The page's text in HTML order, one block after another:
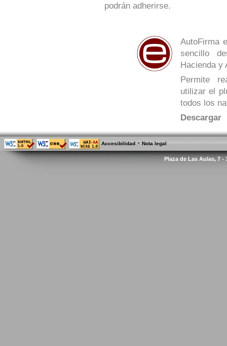
podrán adherirse.
AutoFirma
sencillo
Hacienda y
Permite
utilizar el
todos los
Descargar
Accesibilidad - Nota legal
Plaza de Las Aulas, 7 -